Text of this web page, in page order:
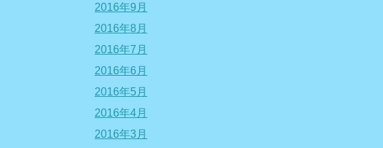
2016年9月
2016年8月
2016年7月
2016年6月
2016年5月
2016年4月
2016年3月